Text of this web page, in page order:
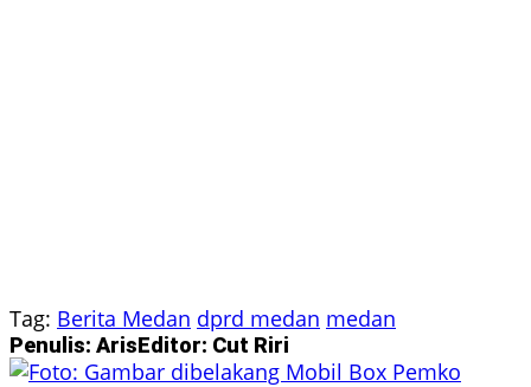
Tag: Berita Medan dprd medan medan
Penulis: ArisEditor: Cut Riri